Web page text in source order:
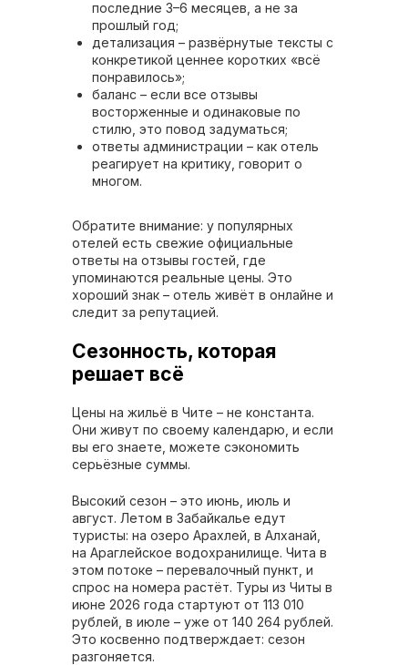
последние 3–6 месяцев, а не за
прошлый год;
детализация – развёрнутые тексты с
конкретикой ценнее коротких «всё
понравилось»;
баланс – если все отзывы
восторженные и одинаковые по
стилю, это повод задуматься;
ответы администрации – как отель
реагирует на критику, говорит о
многом.
Обратите внимание: у популярных
отелей есть свежие официальные
ответы на отзывы гостей, где
упоминаются реальные цены. Это
хороший знак – отель живёт в онлайне и
следит за репутацией.
Сезонность, которая
решает всё
Цены на жильё в Чите – не константа.
Они живут по своему календарю, и если
вы его знаете, можете сэкономить
серьёзные суммы.
Высокий сезон – это июнь, июль и
август. Летом в Забайкалье едут
туристы: на озеро Арахлей, в Алханай,
на Араглейское водохранилище. Чита в
этом потоке – перевалочный пункт, и
спрос на номера растёт. Туры из Читы в
июне 2026 года стартуют от 113 010
рублей, в июле – уже от 140 264 рублей.
Это косвенно подтверждает: сезон
разгоняется.